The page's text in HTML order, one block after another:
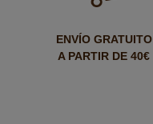
ENVÍO GRATUITO
A PARTIR DE 40€